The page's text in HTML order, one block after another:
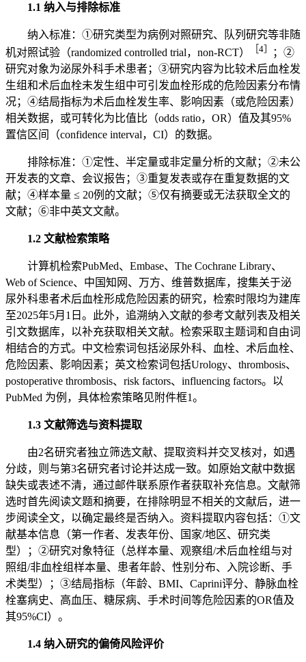
1.1 纳入与排除标准
纳入标准：①研究类型为病例对照研究、队列研究等非随
机对照试验（randomized controlled trial，non-RCT）
［4］
；②
研究对象为泌尿外科手术患者；③研究内容为比较术后血栓发
生组和术后血栓未发生组中可引发血栓形成的危险因素分布情
况；④结局指标为术后血栓发生率、影响因素（或危险因素）
相关数据，或可转化为比值比（odds ratio，OR）值及其95%
置信区间（confidence interval，CI）的数据。
排除标准：①定性、半定量或非定量分析的文献；②未公
开发表的文章、会议报告；③重复发表或存在重复数据的文
献；④样本量 ≤ 20例的文献；⑤仅有摘要或无法获取全文的
文献；⑥非中英文文献。
1.2 文献检索策略
计算机检索PubMed、Embase、The Cochrane Library、
Web of Science、中国知网、万方、维普数据库，搜集关于泌
尿外科患者术后血栓形成危险因素的研究，检索时限均为建库
至2025年5月1日。此外，追溯纳入文献的参考文献列表及相关
引文数据库，以补充获取相关文献。检索采取主题词和自由词
相结合的方式。中文检索词包括泌尿外科、血栓、术后血栓、
危险因素、影响因素；英文检索词包括Urology、thrombosis、
postoperative thrombosis、risk factors、influencing factors。以
PubMed 为例，具体检索策略见附件框1。
1.3 文献筛选与资料提取
由2名研究者独立筛选文献、提取资料并交叉核对，如遇
分歧，则与第3名研究者讨论并达成一致。如原始文献中数据
缺失或表述不清，通过邮件联系原作者获取补充信息。文献筛
选时首先阅读文题和摘要，在排除明显不相关的文献后，进一
步阅读全文，以确定最终是否纳入。资料提取内容包括：①文
献基本信息（第一作者、发表年份、国家/地区、研究类
型）；②研究对象特征（总样本量、观察组/术后血栓组与对
照组/非血栓组样本量、患者年龄、性别分布、入院诊断、手
术类型）；③结局指标（年龄、BMI、Caprini评分、静脉血栓
栓塞病史、高血压、糖尿病、手术时间等危险因素的OR值及
其95%CI）。
1.4 纳入研究的偏倚风险评价